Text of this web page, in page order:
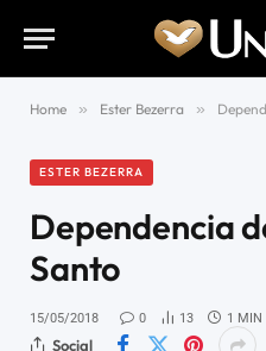
Home » Ester Bezerra »
ESTER BEZERRA
Dependencia
Santo
15/05/2018 0 13 1 MIN
Social